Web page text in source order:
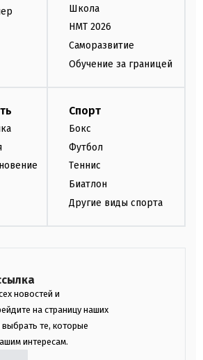
Школа
НМТ 2026
Саморазвитие
Обучение за границей
Спорт
Бокс
Футбол
Теннис
Биатлон
Другие виды спорта
новостей и
на страницу наших
те, которые
интересам.